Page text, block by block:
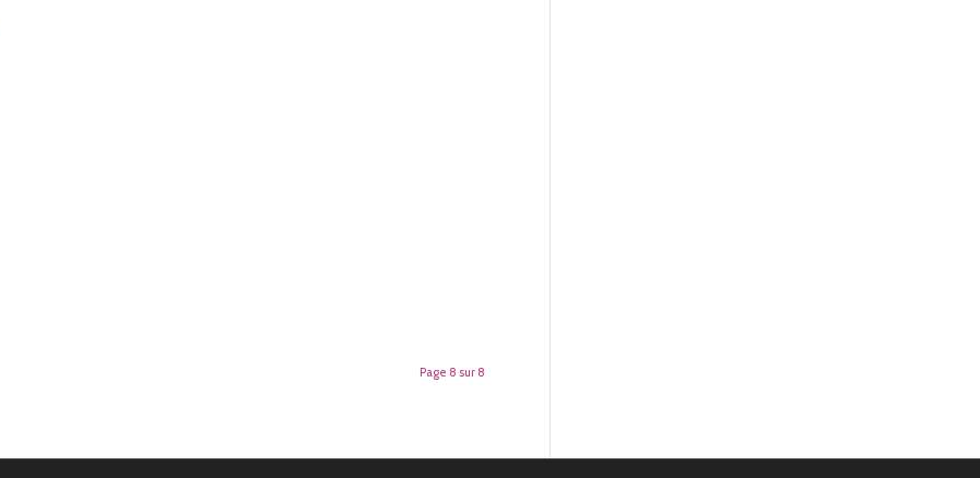
Page 8 sur 8